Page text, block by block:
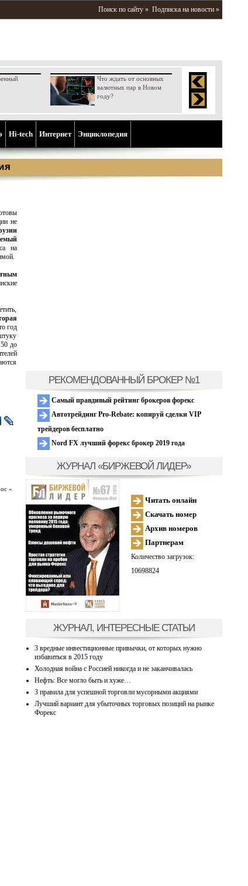
Поиск по сайту » Подписка на новости »
Что ждать от основных
валютных пар в Новом
году?
Hi-tech Интернет Энциклопедия
не
на
год
до
»
РЕКОМЕНДОВАННЫЙ БРОКЕР №1
Самый правдивый рейтинг брокеров форекс
Автотрейдинг Pro-Rebate: копируй сделки VIP
трейдеров бесплатно
Nord FX лучший форекс брокер 2019 года
ЖУРНАЛ «БИРЖЕВОЙ ЛИДЕР»
Читать онлайн
Скачать номер
Архив номеров
Партнерам
Количество загрузок:
10698824
ЖУРНАЛ, ИНТЕРЕСНЫЕ СТАТЬИ
3 вредные инвестиционные привычки, от которых нужно
избавиться в 2015 году
Холодная война с Россией никогда и не заканчивалась
Нефть: Все могло быть и хуже…
3 правила для успешной торговли мусорными акциями
Лучший вариант для убыточных торговых позиций на рынке
Форекс